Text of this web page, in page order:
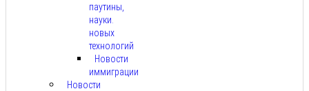
паутины,
науки.
новых
технологий
Новости
иммиграции
Новости